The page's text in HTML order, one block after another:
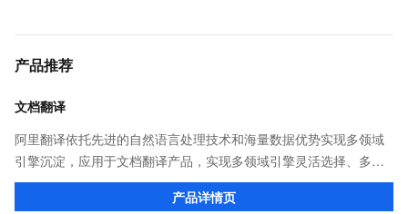
产品推荐
文档翻译
阿里翻译依托先进的自然语言处理技术和海量数据优势实现多领域
引擎沉淀，应用于文档翻译产品，实现多领域引擎灵活选择、多类
型文档格式覆盖，译后文档保持原格式排版。并提供在线编辑平
台，可以对译后内容进行在线编辑。
产品详情页